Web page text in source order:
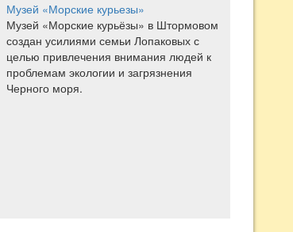
Музей «Морские курьезы»
Музей «Морские курьёзы» в Штормовом
создан усилиями семьи Лопаковых с
целью привлечения внимания людей к
проблемам экологии и загрязнения
Черного моря.